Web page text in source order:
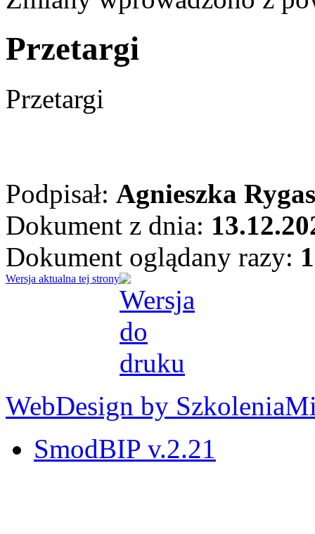
Przetargi
Przetargi
Podpisał: Agnieszka Rygas
Dokument z dnia:
Dokument oglądany razy:
Wersja aktualna tej strony
WebDesign by
SmodBIP v.2.21